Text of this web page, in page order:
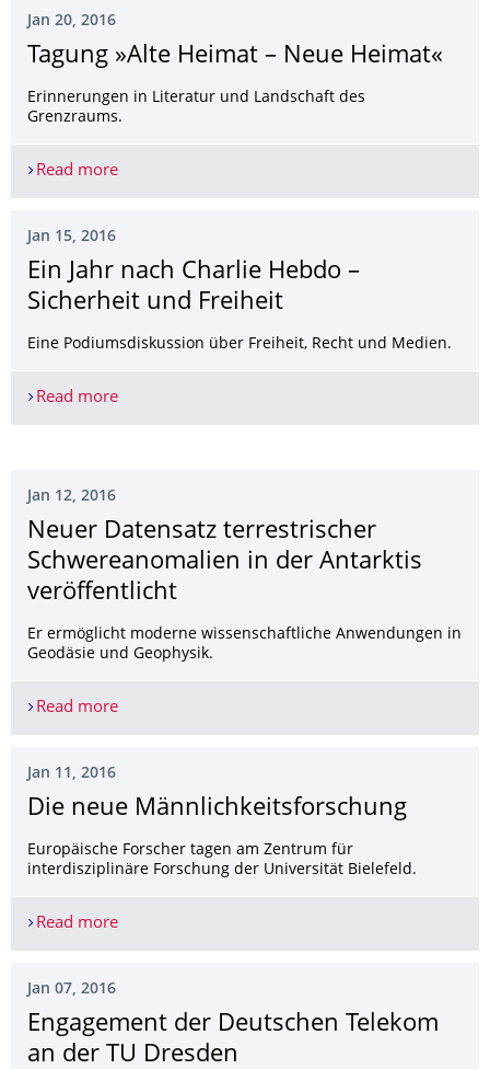
Jan 20, 2016
Tagung »Alte Heimat – Neue Heimat«
Erinnerungen in Literatur und Landschaft des
Grenzraums.
Read moreTagung »Alte Heimat – Neue Heimat«
Jan 15, 2016
Ein Jahr nach Charlie Hebdo –
Sicherheit und Freiheit
Eine Podiumsdiskussion über Freiheit, Recht und Medien.
Read moreEin Jahr nach Charlie Hebdo – Sicherheit und
Jan 12, 2016
Neuer Datensatz terrestrischer
Schwereanomalien in der Antarktis
veröffentlicht
Er ermöglicht moderne wissenschaftliche Anwendungen in
Geodäsie und Geophysik.
Read moreNeuer Datensatz terrestrischer
Jan 11, 2016
Die neue Männlichkeits­forschung
Europäische Forscher tagen am Zentrum für
interdisziplinäre Forschung der Universität Bielefeld.
Read moreDie neue Männlichkeitsforschung
Jan 07, 2016
Engagement der Deutschen Telekom
an der TU Dresden